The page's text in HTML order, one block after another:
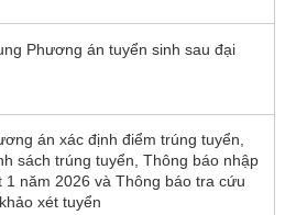
Phương án tuyển sinh sau đại
án xác định điểm trúng tuyển,
sách trúng tuyển, Thông báo nhập
1 năm 2026 và Thông báo tra cứu
xét tuyển